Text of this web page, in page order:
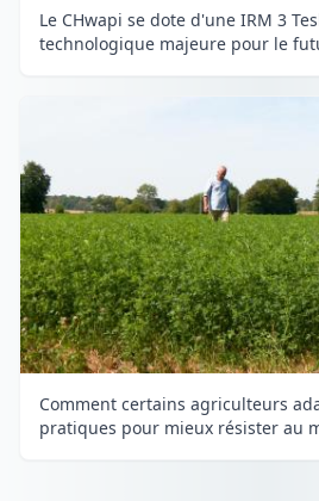
Le CHwapi se dote d'une IRM 3
technologique majeure pour le
Comment certains agriculteurs
pratiques pour mieux résister au